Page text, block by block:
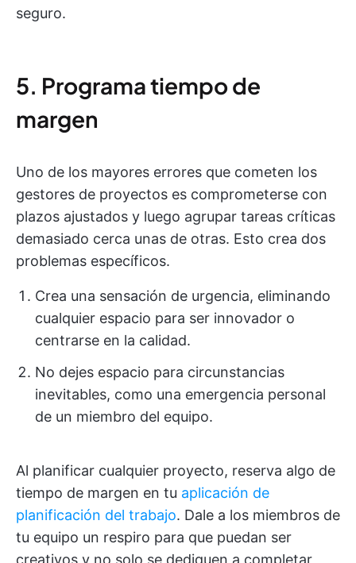
seguro.
5. Programa tiempo de
margen
Uno de los mayores errores que cometen los
gestores de proyectos es comprometerse con
plazos ajustados y luego agrupar tareas críticas
demasiado cerca unas de otras. Esto crea dos
problemas específicos.
Crea una sensación de urgencia, eliminando
cualquier espacio para ser innovador o
centrarse en la calidad.
No dejes espacio para circunstancias
inevitables, como una emergencia personal
de un miembro del equipo.
Al planificar cualquier proyecto, reserva algo de
tiempo de margen en tu aplicación de
planificación del trabajo. Dale a los miembros de
tu equipo un respiro para que puedan ser
creativos y no solo se dediquen a completar